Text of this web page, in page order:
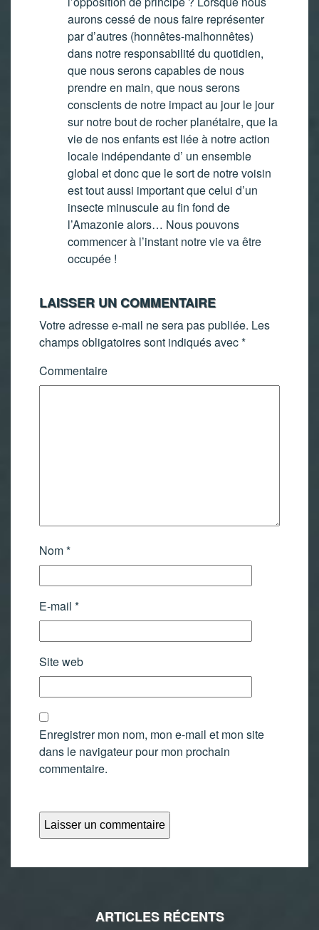
aurons cessé de nous faire représenter
par d’autres (honnêtes-malhonnêtes)
dans notre responsabilité du quotidien,
que nous serons capables de nous
prendre en main, que nous serons
conscients de notre impact au jour le jour
sur notre bout de rocher planétaire, que la
vie de nos enfants est liée à notre action
locale indépendante d’ un ensemble
global et donc que le sort de notre voisin
est tout aussi important que celui d’un
insecte minuscule au fin fond de
l’Amazonie alors… Nous pouvons
commencer à l’instant notre vie va être
occupée !
LAISSER UN COMMENTAIRE
Votre adresse e-mail ne sera pas publiée. Les
champs obligatoires sont indiqués avec*
Commentaire
Nom*
E-mail *
Site web
Enregistrer mon nom, mon e-mail et mon site
dans le navigateur pour mon prochain
commentaire.
ARTICLES RÉCENTS